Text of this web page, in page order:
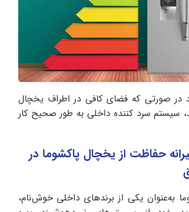
در صورتی که فضای کافی در اطراف یخچال
سیستم سرد کننده داخلی به طور صحیح کار
حفاظت از یخچال پاکشوما در
به‌عنوان یکی از برندهای داخلی خوش‌نام،